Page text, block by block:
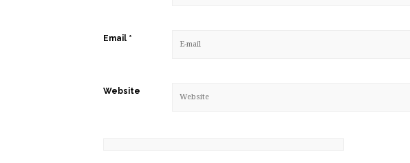
Email *
Website